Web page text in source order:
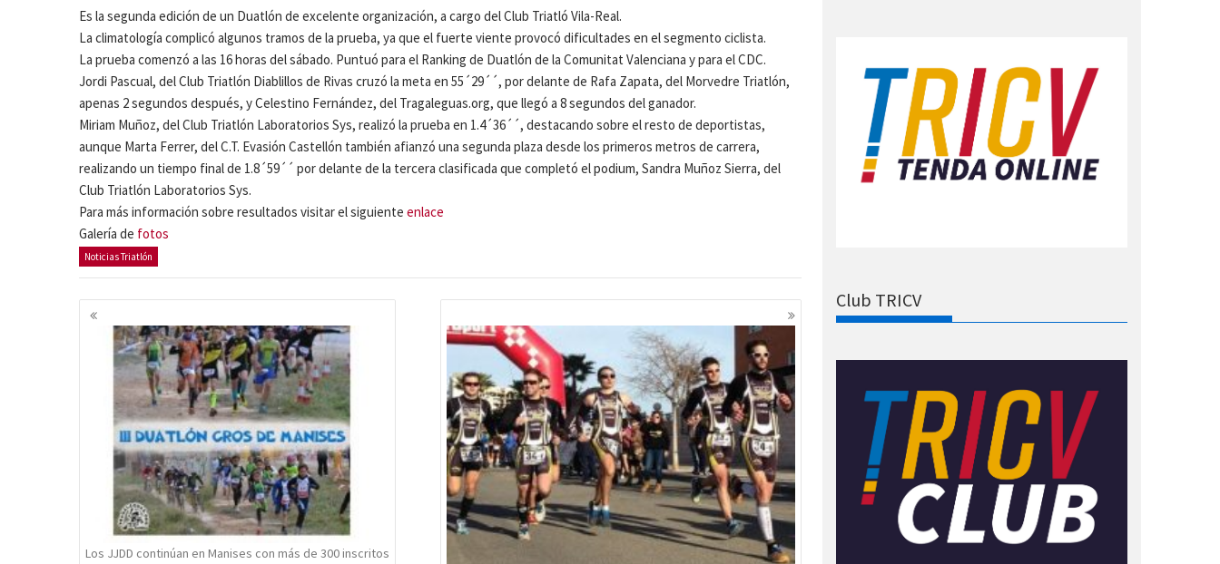
Es la segunda edición de un Duatlón de excelente organización, a cargo del Club Triatló Vila-Real.
La climatología complicó algunos tramos de la prueba, ya que el fuerte viente provocó dificultades en el segmento ciclista.
La prueba comenzó a las 16 horas del sábado. Puntuó para el Ranking de Duatlón de la Comunitat Valenciana y para el CDC.
Jordi Pascual, del Club Triatlón Diablillos de Rivas cruzó la meta en 55´29´´, por delante de Rafa Zapata, del Morvedre Triatlón,
apenas 2 segundos después, y Celestino Fernández, del Tragaleguas.org, que llegó a 8 segundos del ganador.
Miriam Muñoz, del Club Triatlón Laboratorios Sys, realizó la prueba en 1.4´36´´, destacando sobre el resto de deportistas,
aunque Marta Ferrer, del C.T. Evasión Castellón también afianzó una segunda plaza desde los primeros metros de carrera,
realizando un tiempo final de 1.8´59´´ por delante de la tercera clasificada que completó el podium, Sandra Muñoz Sierra, del
Club Triatlón Laboratorios Sys.
Para más información sobre resultados visitar el siguiente enlace
Galería de fotos
Noticias Triatlón
Navegación
entradas
Los JJDD continúan en Manises con más de 300 inscritos
Club TRICV